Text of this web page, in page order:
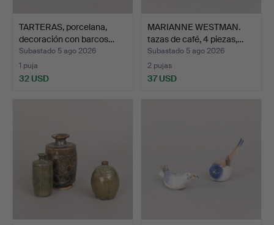
TARTERAS, porcelana,
decoración con barcos…
Subastado 5 ago 2026
1 puja
32 USD
MARIANNE WESTMAN.
tazas de café, 4 piezas,…
Subastado 5 ago 2026
2 pujas
37 USD